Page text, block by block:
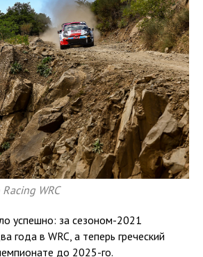
WRC
успешно: за сезоном-2021
года в WRC, а теперь греческий
до 2025-го.